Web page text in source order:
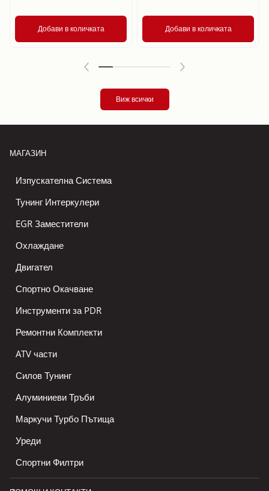
Добави в количката Добави в количката
Виж всички
МАГАЗИН
Изпускателна Система
Тунинг Интеркулери
EGR Заместители
Охлаждане
Двигател
Спортно Окачване
Инструменти за PDR
Ремонтни Комплекти
ATV части
Силов Тунинг
Алуминиеви Тръби
Маркучи Турбо Пътища
Уреди
Спортни Филтри